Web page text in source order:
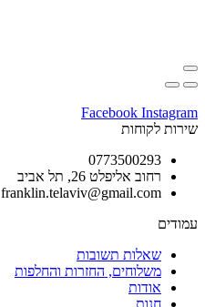
Facebook Instagram
שירות לקוחות
0773500293
רחוב אליפלט 26, תל אביב
franklin.telaviv@gmail.com
עמודים
שאלות תשובות
משלוחים, החזרות והחלפות
אודות